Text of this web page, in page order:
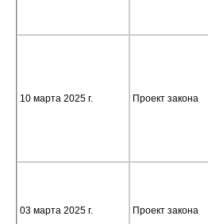
10 марта 2025 г. Проект закона
03 марта 2025 г. Проект закона